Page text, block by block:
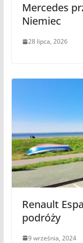
Mercedes
Niemiec
28 lipca, 2026
Renault
podróży
9 września, 2024